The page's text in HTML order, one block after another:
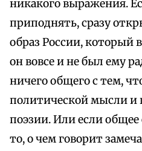
никакого выражения.
приподнять, сразу
образ России, который
он вовсе и не был ему
ничего общего с тем,
политической мысли и
поэзии. Или если общее
то, о чем говорит